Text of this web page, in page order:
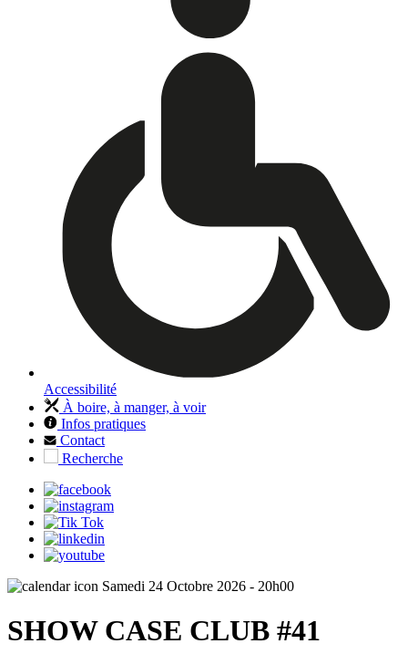
Accessibilité
À boire, à manger, à voir
Infos pratiques
Contact
Recherche
Samedi 24 Octobre 2026 - 20h00
SHOW CASE CLUB #41